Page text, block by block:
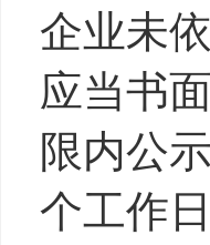
企业未
应当书
限内公
个工作